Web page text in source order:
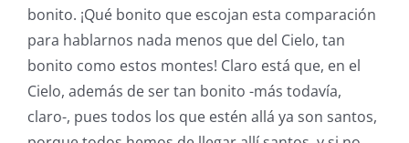
bonito. ¡Qué bonito que escojan esta comparación
para hablarnos nada menos que del Cielo, tan
bonito como estos montes! Claro está que, en el
Cielo, además de ser tan bonito -más todavía,
claro-, pues todos los que estén allá ya son santos,